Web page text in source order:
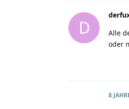
D
Alle
oder
8